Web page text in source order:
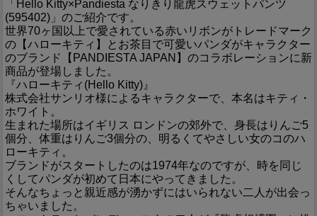
「Hello Kitty×Pandiesta なりきり龍虎スウェットパンツ
(595402)」のご紹介です。
世界70ヶ国以上で愛されている赤いリボンがトレードマーク
の【ハローキティ】とお茶目で可愛いパンダがキャラクター
のブランド【PANDIESTA JAPAN】のコラボレーションに新
商品が登場しました。
『ハローキティ(Hello Kitty)』
株式会社サンリオ様によるキャラクターで、本名はキティ・
ホワイト。
生まれた場所はイギリス ロンドンの郊外で、身長はりんご5
個分、体重はりんご3個分の、明るくてやさしい女のコのハ
ローキティ。
ブランドがスタートしたのは1974年なのですが、時を同じ
くしてパンダが初めて日本にやってきました。
そんなちょっと親近感が湧かずにはいられない二人が出会っ
ちゃいました。